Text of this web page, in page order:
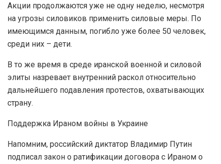
Акции продолжаются уже не одну неделю, несмотря
на угрозы силовиков применить силовые меры. По
имеющимся данным, погибло уже более 50 человек,
среди них – дети.
В то же время в среде иранской военной и силовой
элиты назревает внутренний раскол относительно
дальнейшего подавления протестов, охватывающих
страну.
Поддержка Ираном войны в Украине
Напомним, российский диктатор Владимир Путин
подписал закон о ратификации договора с Ираном о